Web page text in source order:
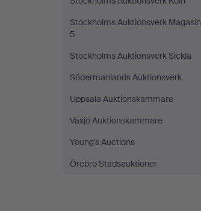
Stockholms Auktionsverk Magasin
5
Stockholms Auktionsverk Sickla
Södermanlands Auktionsverk
Uppsala Auktionskammare
Växjö Auktionskammare
Young's Auctions
Örebro Stadsauktioner